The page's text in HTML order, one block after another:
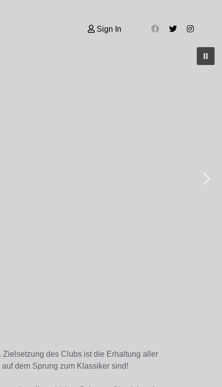
Sign In
des Clubs ist die Erhaltung aller
dem Sprung zum Klassiker sind!